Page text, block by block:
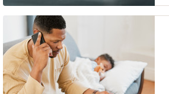
prolongée
d’origine
inconnue
chez
l’enfant